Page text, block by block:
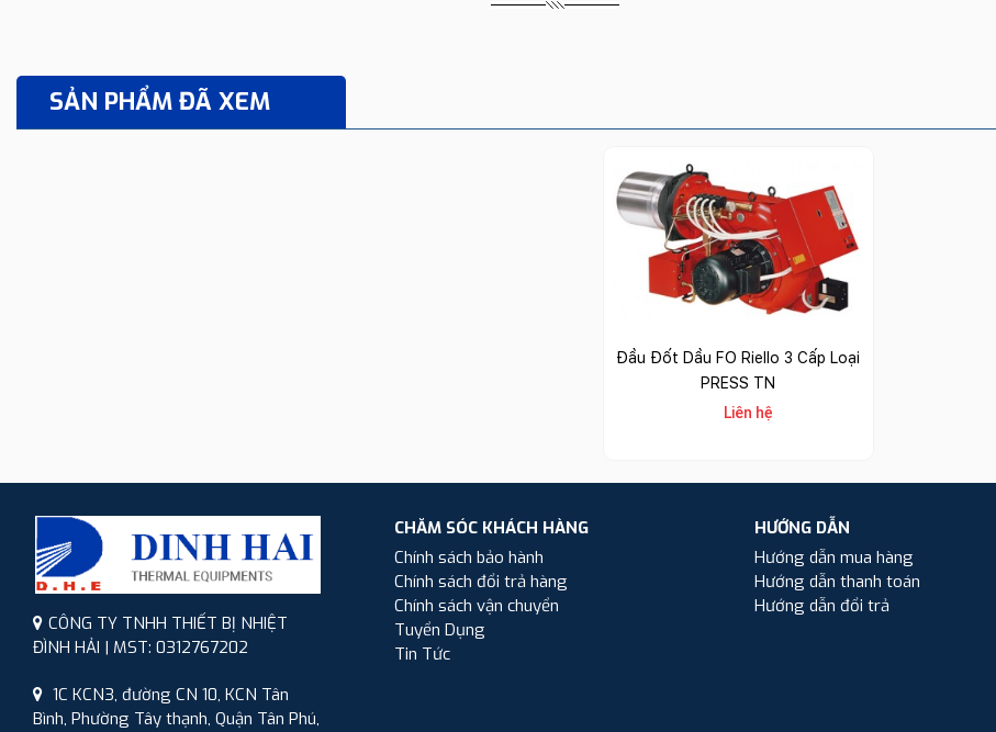
SẢN PHẨM ĐÃ XEM
Đầu Đốt Dầu FO Riello 3 Cấp Loại
PRESS TN
Liên hệ
CÔNG TY TNHH THIẾT BỊ NHIỆT
ĐÌNH HẢI | MST: 0312767202
1C KCN3, đường CN 10, KCN Tân
Bình, Phường Tây thạnh, Quận Tân Phú,
CHĂM SÓC KHÁCH HÀNG
Chính sách bảo hành
Chính sách đổi trả hàng
Chính sách vận chuyển
Tuyển Dụng
Tin Tức
HƯỚNG DẪN
Hướng dẫn mua hàng
Hướng dẫn thanh toán
Hướng dẫn đổi trả